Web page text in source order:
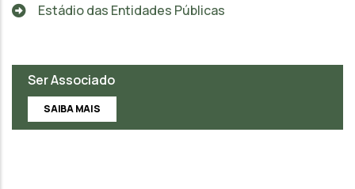
Estádio das Entidades Públicas
Ser Associado
SAIBA MAIS